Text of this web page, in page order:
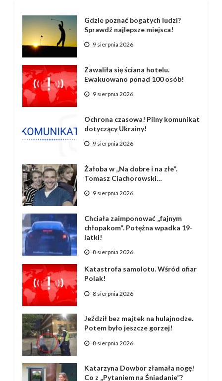
Gdzie poznać bogatych ludzi?
Sprawdź najlepsze miejsca!
9 sierpnia 2026
Zawaliła się ściana hotelu.
Ewakuowano ponad 100 osób!
9 sierpnia 2026
Ochrona czasowa! Pilny komunikat
dotyczący Ukrainy!
9 sierpnia 2026
Żałoba w „Na dobre i na złe”.
Tomasz Ciachorowski…
9 sierpnia 2026
Chciała zaimponować „fajnym
chłopakom”. Potężna wpadka 19-
latki!
8 sierpnia 2026
Katastrofa samolotu. Wśród ofiar
Polak!
8 sierpnia 2026
Jeździł bez majtek na hulajnodze.
Potem było jeszcze gorzej!
8 sierpnia 2026
Katarzyna Dowbor złamała nogę!
Co z „Pytaniem na Śniadanie”?